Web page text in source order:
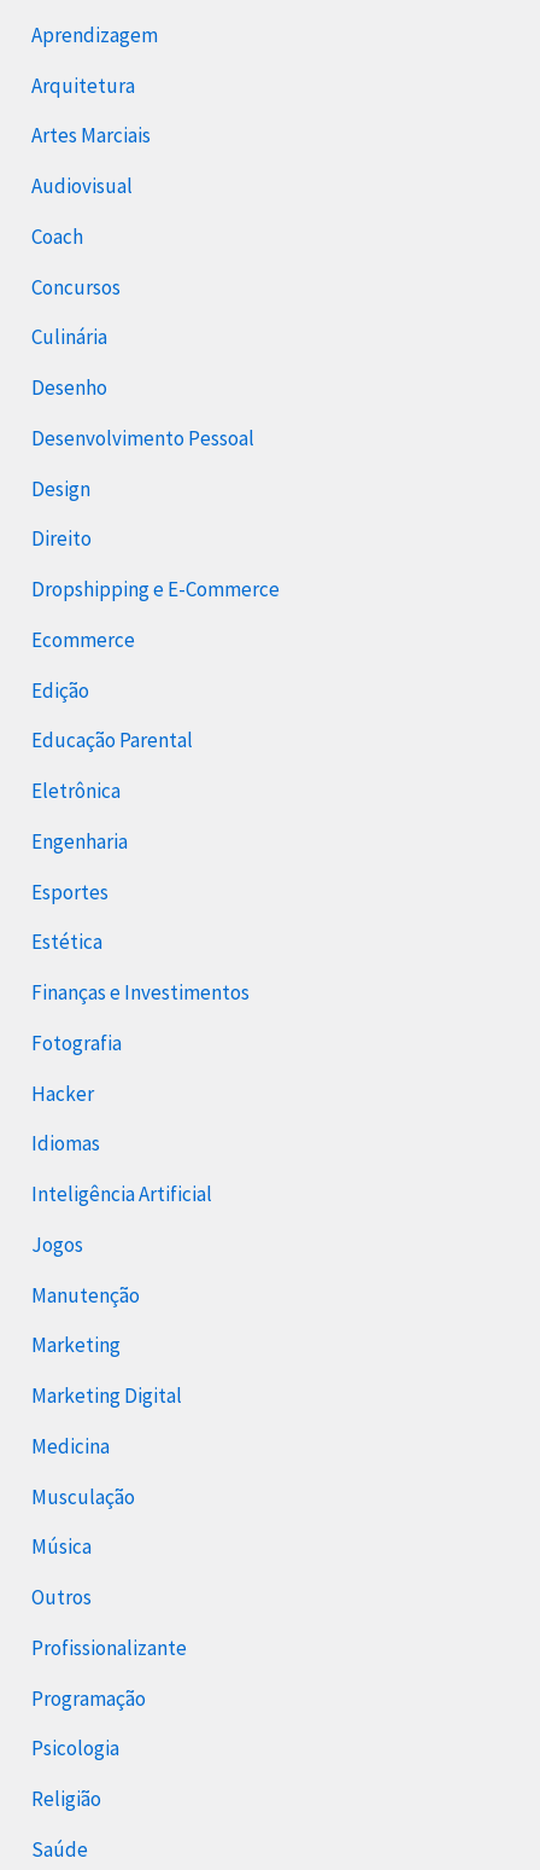
Aprendizagem
Arquitetura
Artes Marciais
Audiovisual
Coach
Concursos
Culinária
Desenho
Desenvolvimento Pessoal
Design
Direito
Dropshipping e E-Commerce
Ecommerce
Edição
Educação Parental
Eletrônica
Engenharia
Esportes
Estética
Finanças e Investimentos
Fotografia
Hacker
Idiomas
Inteligência Artificial
Jogos
Manutenção
Marketing
Marketing Digital
Medicina
Musculação
Música
Outros
Profissionalizante
Programação
Psicologia
Religião
Saúde